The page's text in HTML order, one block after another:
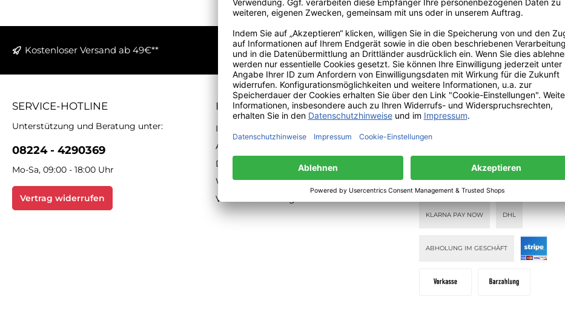
Kostenloser Versand ab 49€** Versand innerhalb von 24h
SERVICE-HOTLINE
Unterstützung und Beratung unter:
08224 - 4290369
Mo-Sa, 09:00 - 18:00 Uhr
Vertrag widerrufen
INFORMATIONEN
Impressum
AGB
Datenschutz
Widerrufsbelehrung
Versand & Zahlung
ZAHLUNGS- UND
VERSANDARTEN
PAY WITH KLARNA KLARNA PAY LATER
KLARNA PAY NOW DHL
ABHOLUNG IM GESCHÄFT